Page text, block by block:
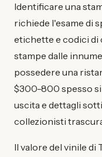
Identificare una
richiede l'esame di
etichette e codici di
stampe dalle
possedere una
$300-800 spesso
uscita e dettagli
collezionisti
Il valore del vinile di